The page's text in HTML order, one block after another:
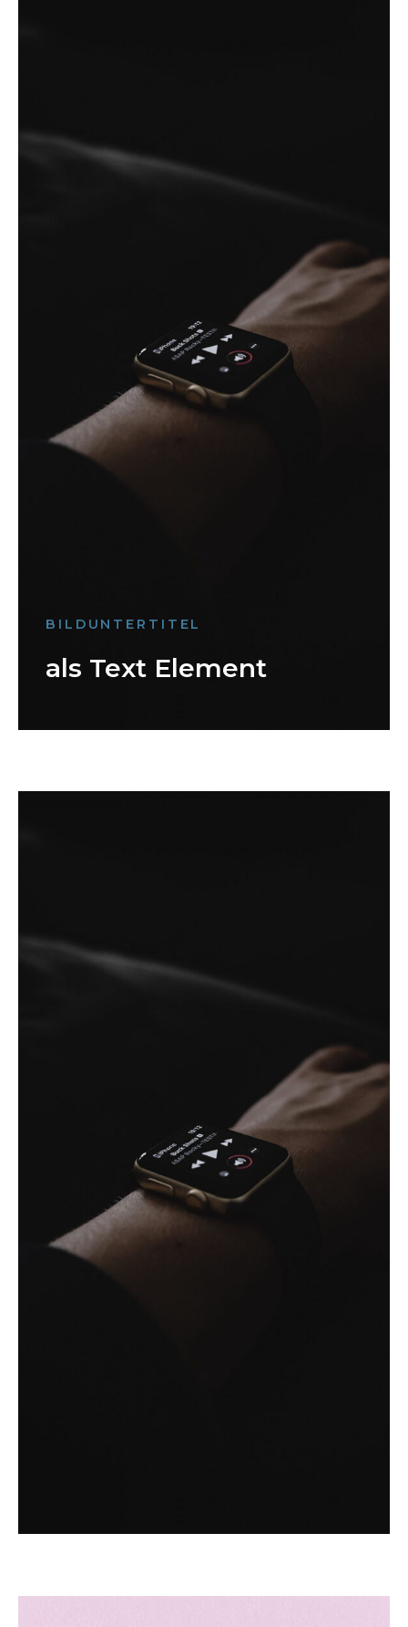
BILDUNTERTITEL
als Text Element